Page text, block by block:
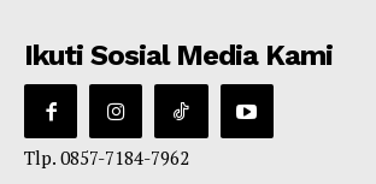
Ikuti Sosial Media Kami
Tlp. 0857-7184-7962